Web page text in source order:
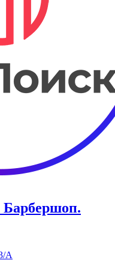
Барбершоп.
А